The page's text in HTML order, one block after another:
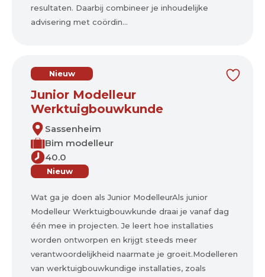
resultaten. Daarbij combineer je inhoudelijke
advisering met coördin...
Nieuw
Junior Modelleur
Werktuigbouwkunde
Sassenheim
Bim modelleur
40.0
Nieuw
Wat ga je doen als Junior ModelleurAls junior
Modelleur Werktuigbouwkunde draai je vanaf dag
één mee in projecten. Je leert hoe installaties
worden ontworpen en krijgt steeds meer
verantwoordelijkheid naarmate je groeit.Modelleren
van werktuigbouwkundige installaties, zoals